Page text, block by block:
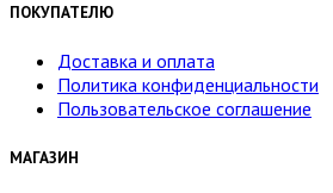
ПОКУПАТЕЛЮ
Доставка и оплата
Политика конфиденциальности
Пользовательское соглашение
МАГАЗИН